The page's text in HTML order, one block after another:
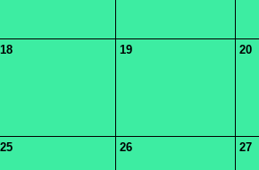
18 19 20
25 26 27